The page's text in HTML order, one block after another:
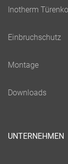
UNTERNEHMEN